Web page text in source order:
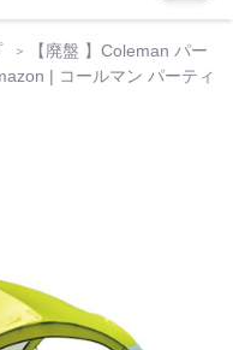
【廃盤 】Coleman パー
| コールマン パーティ